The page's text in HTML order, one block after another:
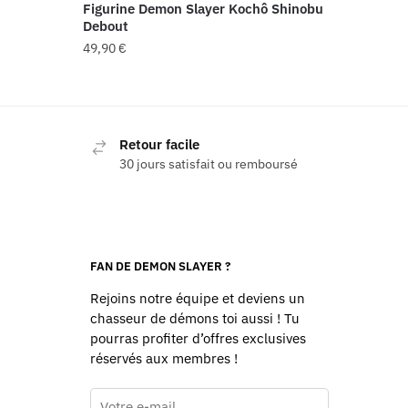
Figurine Demon Slayer Kochô Shinobu
Debout
49,90€
Retour facile
30 jours satisfait ou remboursé
FAN DE DEMON SLAYER ?
Rejoins notre équipe et deviens un
chasseur de démons toi aussi ! Tu
pourras profiter d’offres exclusives
réservés aux membres !